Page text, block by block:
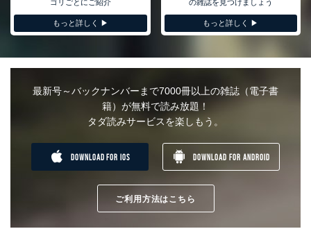
アクセス者の識別と認証
ント制御）により、個人情報データベース等を取り扱う情報シ
外部からの不正アクセス等の防止
個人データを取り扱う機器等のオペレーティングシステムを最
新の状態に保持しています。
等を導入し、自動更新 機能等の活用により、これを最新状態
としています。
情報システムの使用に伴う漏洩等の防止
メール等により個人データの含まれるファイルを送信する場合
ゴリごとにご紹介
もっと詳しく ▶︎
の雑誌を見つけましょう
もっと詳しく ▶︎
最新号～バックナンバーまで7000冊以上の雑誌（電子書
籍）が無料で読み放題！
タダ読みサービスを楽しもう。
DOWNLOAD FOR IOS DOWNLOAD FOR ANDROID
ご利用方法はこちら